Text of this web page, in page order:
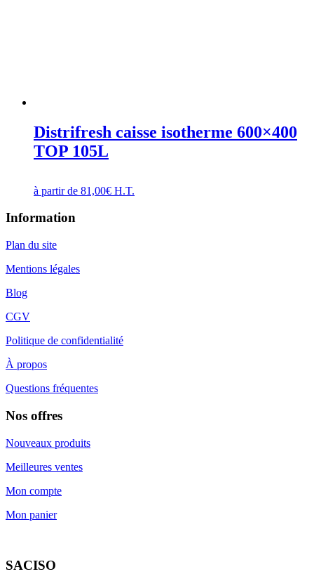
Distrifresh caisse isotherme 600×400
TOP 105L
à partir de 81,00€ H.T.
Information
Plan du site
Mentions légales
Blog
CGV
Politique de confidentialité
À propos
Questions fréquentes
Nos offres
Nouveaux produits
Meilleures ventes
Mon compte
Mon panier
SACISO